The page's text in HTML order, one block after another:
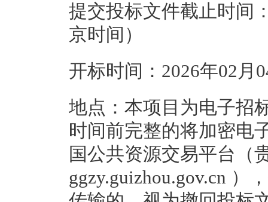
提交投标文件截止时间
京时间）
开标时间：2026年02月
地点：本项目为电子招
时间前完整的将加密电
国公共资源交易平台（
ggzy.guizhou.gov.cn ）